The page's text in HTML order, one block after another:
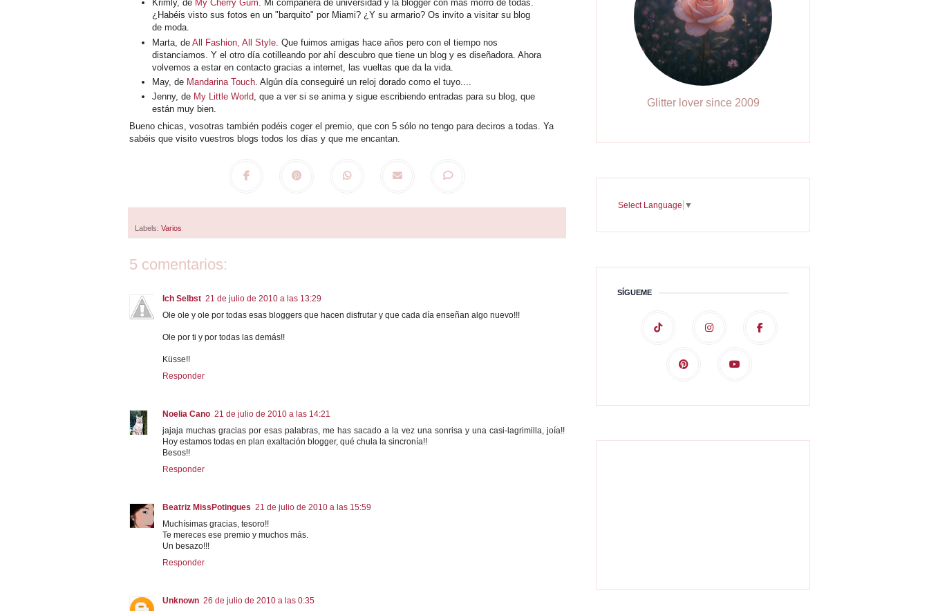
Krimly, de My Cherry Gum. Mi compañera de universidad y la blogger con más morro de todas.
¿Habéis visto sus fotos en un "barquito" por Miami? ¿Y su armario? Os invito a visitar su blog
de moda.
Marta, de All Fashion, All Style . Que fuimos amigas hace años pero con el tiempo nos
distanciamos. Y el otro día cotilleando por ahí descubro que tiene un blog y es diseñadora. Ahora
volvemos a estar en contacto gracias a internet, las vueltas que da la vida.
May, de Mandarina Touch . Algún día conseguiré un reloj dorado como el tuyo....
Jenny, de My Little World, que a ver si se anima y sigue escribiendo entradas para su blog, que
están muy bien.
Bueno chicas, vosotras también podéis coger el premio, que con 5 sólo no tengo para deciros a todas. Ya
sabéis que visito vuestros blogs todos los días y que me encantan.
Labels: Varios
5 comentarios:
Ich Selbst 21 de julio de 2010 a las 13:29
Ole ole y ole por todas esas bloggers que hacen disfrutar y que cada día enseñan algo nuevo!!!
Ole por ti y por todas las demás!!
Küsse!!
Responder
Noelia Cano 21 de julio de 2010 a las 14:21
jajaja muchas gracias por esas palabras, me has sacado a la vez una sonrisa y una casi-lagrimilla, joía!!
Hoy estamos todas en plan exaltación blogger, qué chula la sincronía!!
Besos!!
Responder
Beatriz MissPotingues 21 de julio de 2010 a las 15:59
Muchísimas gracias, tesoro!!
Te mereces ese premio y muchos más.
Un besazo!!!
Responder
Unknown 26 de julio de 2010 a las 0:35
Glitter lover since 2009
Select Language ▼
SÍGUEME